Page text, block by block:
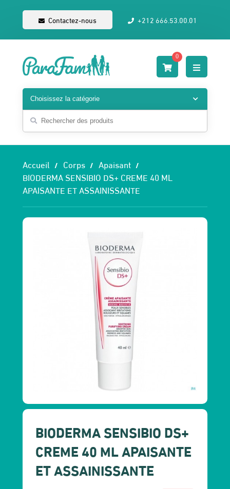
Contactez-nous +212 666.53.00.01
0
Accueil Corps
Apaisant
BIODERMA SENSIBIO DS+ CREME 40 ML
APAISANTE ET ASSAINISSANTE
BIODERMA SENSIBIO DS+
CREME 40 ML APAISANTE
ET ASSAINISSANTE